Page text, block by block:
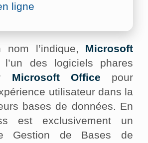
ligne
nom l’indique, Microsoft
des logiciels phares
Microsoft Office pour
utilisateur dans la
bases de données. En
est exclusivement un
Gestion de Bases de